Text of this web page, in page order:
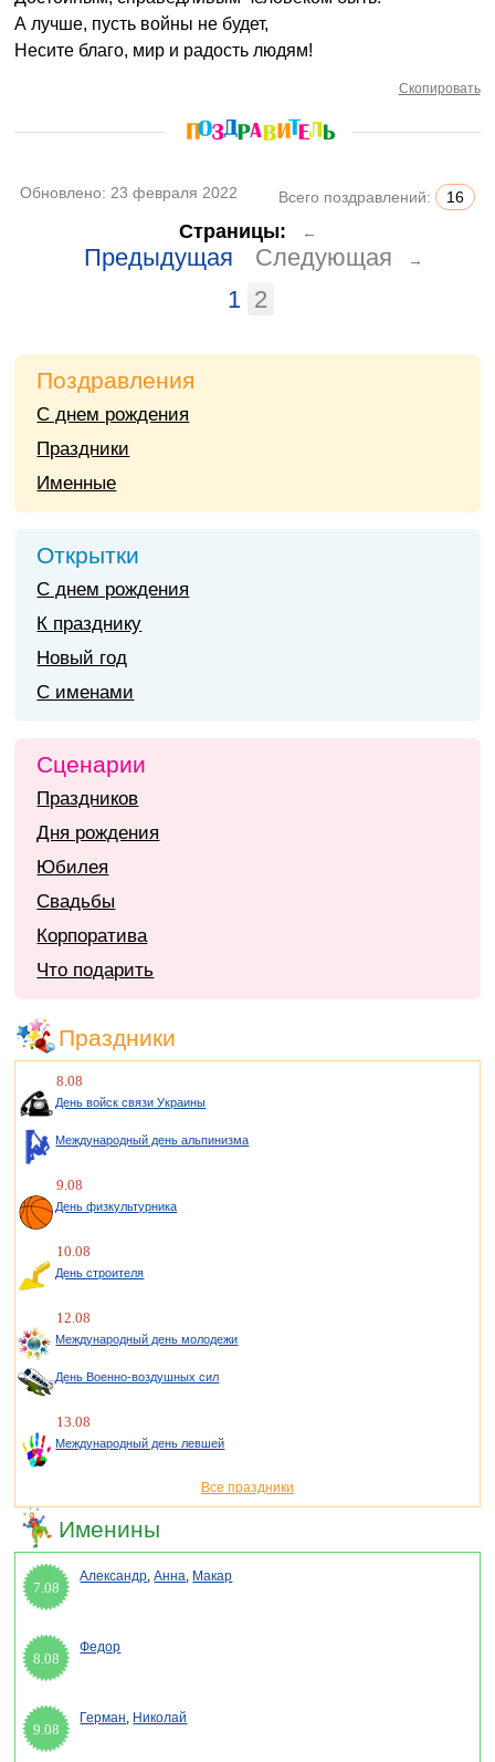
А лучше, пусть войны не будет,
Несите благо, мир и радость людям!
Скопировать
Обновлено: 23 февраля 2022 Всего поздравлений: 16
Страницы: ←
Предыдущая Следующая →
1 2
Поздравления
С днем рождения
Праздники
Именные
Открытки
С днем рождения
К празднику
Новый год
С именами
Сценарии
Праздников
Дня рождения
Юбилея
Свадьбы
Корпоратива
Что подарить
Праздники
8.08
День войск связи Украины
Международный день альпинизма
9.08
День физкультурника
10.08
День строителя
12.08
Международный день молодежи
День Военно-воздушных сил
13.08
Международный день левшей
Все праздники
Именины
7.08
Александр,Анна, Макар
8.08
Федор
9.08
Герман, Николай